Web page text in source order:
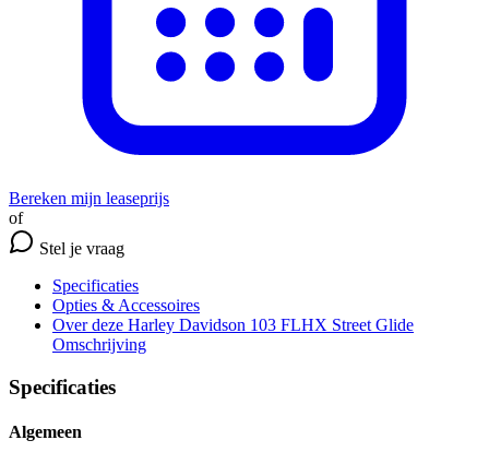
Bereken mijn leaseprijs
of
Stel je vraag
Specificaties
Opties & Accessoires
Over deze Harley Davidson 103 FLHX Street Glide
Omschrijving
Specificaties
Algemeen